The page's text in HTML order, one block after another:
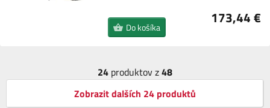
173,44 €
Do košíka
24 produktov z48
Zobrazit dalších 24 produktů